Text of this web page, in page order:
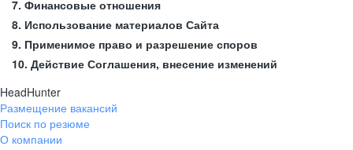
7. Финансовые отношения
8. Использование материалов Сайта
9. Применимое право и разрешение споров
10. Действие Соглашения, внесение изменений
HeadHunter
Размещение вакансий
Поиск по резюме
О компании